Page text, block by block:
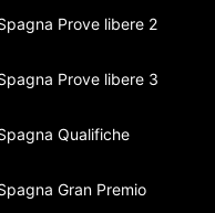
Prove libere 2
Prove libere 3
Qualifiche
Gran Premio